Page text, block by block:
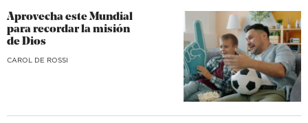
Aprovecha este Mundial
para recordar la misión
de Dios
CAROL DE ROSSI